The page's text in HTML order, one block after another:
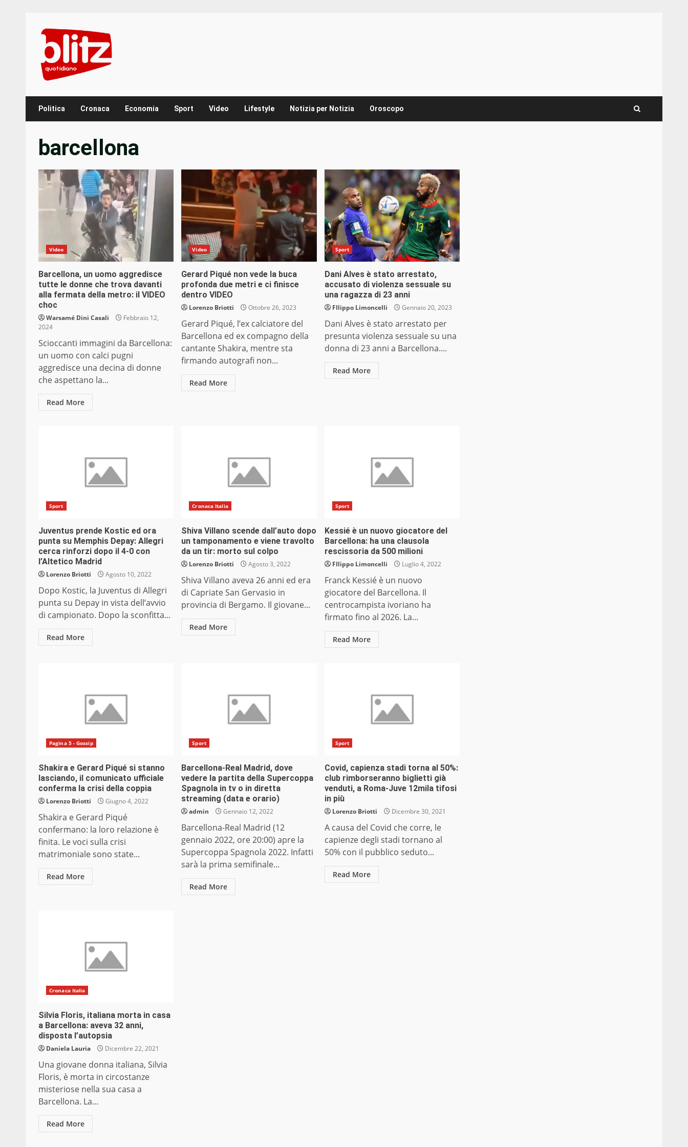
content
Politica Cronaca Economia Sport Video Lifestyle Notizia per Notizia Oroscopo
barcellona
Video
Barcellona, un uomo aggredisce
tutte le donne che trova davanti
alla fermata della metro: il VIDEO
choc
Warsamé Dini Casali
Febbraio 12,
2024
Scioccanti immagini da Barcellona:
un uomo con calci pugni
aggredisce una decina di donne
che aspettano la...
Read More
Video
Gerard Piqué non vede la buca
profonda due metri e ci finisce
dentro VIDEO
Lorenzo Briotti Ottobre 26, 2023
Gerard Piqué, l’ex calciatore del
Barcellona ed ex compagno della
cantante Shakira, mentre sta
firmando autografi non...
Read More
Sport
Dani Alves è stato arrestato,
accusato di violenza sessuale su
una ragazza di 23 anni
FIlippo Limoncelli Gennaio 20, 2023
Dani Alves è stato arrestato per
presunta violenza sessuale su una
donna di 23 anni a Barcellona....
Read More
Sport
Juventus prende Kostic ed ora
punta su Memphis Depay: Allegri
cerca rinforzi dopo il 4-0 con
l’Altetico Madrid
Lorenzo Briotti Agosto 10, 2022
Dopo Kostic, la Juventus di Allegri
punta su Depay in vista dell’avvio
di campionato. Dopo la sconfitta...
Read More
Cronaca Italia
Shiva Villano scende dall’auto dopo
un tamponamento e viene travolto
da un tir: morto sul colpo
Lorenzo Briotti Agosto 3, 2022
Shiva Villano aveva 26 anni ed era
di Capriate San Gervasio in
provincia di Bergamo. Il giovane...
Read More
Sport
Kessié è un nuovo giocatore del
Barcellona: ha una clausola
rescissoria da 500 milioni
FIlippo Limoncelli Luglio 4, 2022
Franck Kessié è un nuovo
giocatore del Barcellona. Il
centrocampista ivoriano ha
firmato fino al 2026. La...
Read More
Pagina 5 - Gossip
Shakira e Gerard Piqué si stanno
lasciando, il comunicato ufficiale
conferma la crisi della coppia
Lorenzo Briotti Giugno 4, 2022
Shakira e Gerard Piqué
confermano: la loro relazione è
finita. Le voci sulla crisi
matrimoniale sono state...
Read More
Sport
Barcellona-Real Madrid, dove
vedere la partita della Supercoppa
Spagnola in tv o in diretta
streaming (data e orario)
admin Gennaio 12, 2022
Barcellona-Real Madrid (12
gennaio 2022, ore 20:00) apre la
Supercoppa Spagnola 2022. Infatti
sarà la prima semifinale...
Read More
Sport
Covid, capienza stadi torna al 50%:
club rimborseranno biglietti già
venduti, a Roma-Juve 12mila tifosi
in più
Lorenzo Briotti Dicembre 30, 2021
A causa del Covid che corre, le
capienze degli stadi tornano al
50% con il pubblico seduto...
Read More
Cronaca Italia
Silvia Floris, italiana morta in casa
a Barcellona: aveva 32 anni,
disposta l’autopsia
Daniela Lauria Dicembre 22, 2021
Una giovane donna italiana, Silvia
Floris, è morta in circostanze
misteriose nella sua casa a
Barcellona. La...
Read More